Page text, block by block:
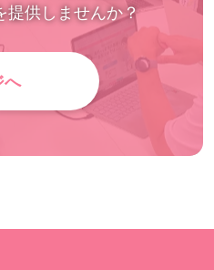
提供しませんか？
へ